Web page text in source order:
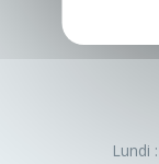
Lundi :